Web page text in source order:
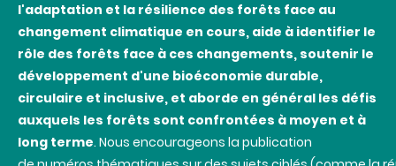
l'adaptation et la résilience des forêts face au
changement climatique en cours, aide à identifier le
rôle des forêts face à ces changements, soutenir le
développement d'une bioéconomie durable,
circulaire et inclusive, et aborde en général les défis
auxquels les forêts sont confrontées à moyen et à
long terme. Nous encourageons la publication